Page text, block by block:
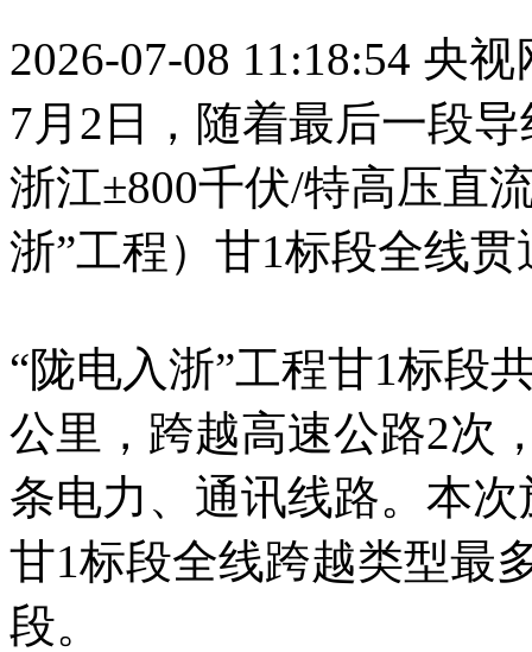
2026-07-08 11:18:54 央视
7月2日，随着最后一段
浙江±800千伏/特高压直
浙”工程）甘1标段全线贯
“陇电入浙”工程甘1标段
公里，跨越高速公路2次
条电力、通讯线路。本
甘1标段全线跨越类型最
段。